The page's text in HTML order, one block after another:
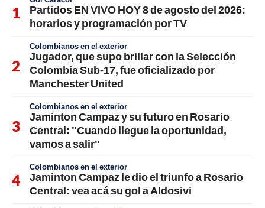
Partidos EN VIVO HOY 8 de agosto del 2026:
horarios y programación por TV
Colombianos en el exterior
Jugador, que supo brillar con la Selección
Colombia Sub-17, fue oficializado por
Manchester United
Colombianos en el exterior
Jaminton Campaz y su futuro en Rosario
Central: "Cuando llegue la oportunidad,
vamos a salir"
Colombianos en el exterior
Jaminton Campaz le dio el triunfo a Rosario
Central: vea acá su gol a Aldosivi